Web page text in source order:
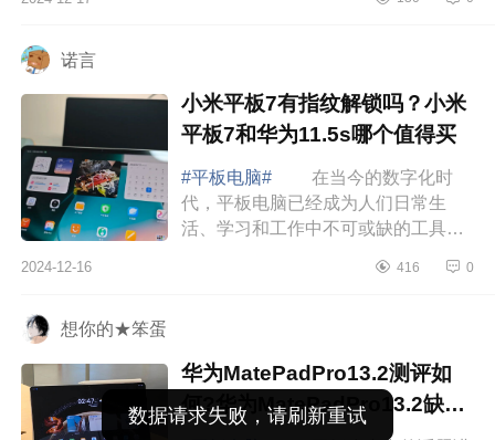
配置？荣耀平板V9建议买吗 荣耀
诺言
小米平板7有指纹解锁吗？小米
平板7和华为11.5s哪个值得买
#平板电脑#
在当今的数字化时
代，平板电脑已经成为人们日常生
活、学习和工作中不可或缺的工具。
在千元价位挑选一款性价比高的平板
2024-12-16 416 0
想你的★笨蛋
华为MatePadPro13.2测评如
何?华为MatePadPro13.2缺点